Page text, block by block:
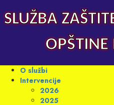
to
content
SLUŽBA
OPŠTINE
Primary
Menu
O službi
Intervencije
2026
2025